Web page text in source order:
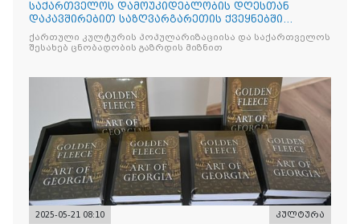
საქართველოს დამოუკიდებლობის დღესთან
დაკავშირებით საზღვარგარეთის ქვეყნებში
ქართული კულტურის დღეები აღ
ქართული კულტურის პოპულარიზაციისა და საქართველოს
შესახებ ცნობადობის გაზრდის მიზნით
2025-05-21 08:10 კულტურა